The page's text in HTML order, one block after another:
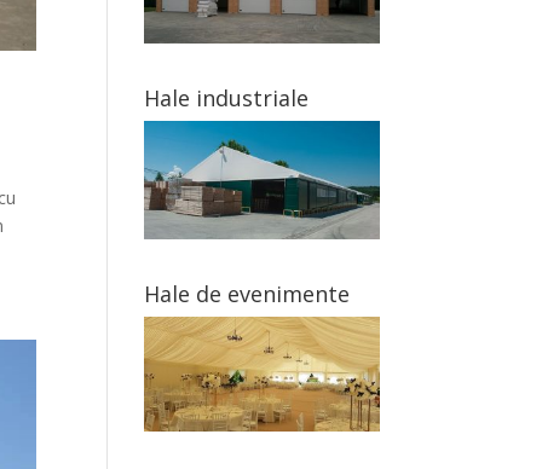
Hale industriale
Hale de evenimente